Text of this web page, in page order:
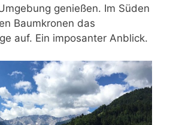
genießen. Im Süden
Baumkronen das
auf. Ein imposanter Anblick.